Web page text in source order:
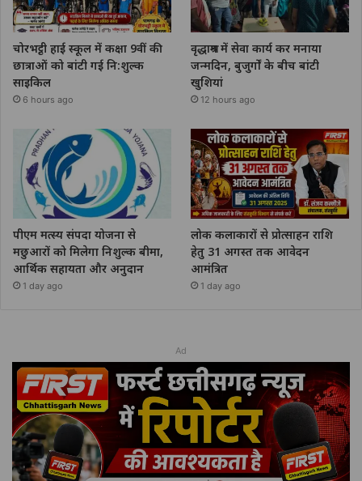
चोरभट्ठी हाई स्कूल में कक्षा 9वीं की
छात्राओं को बांटी गई नि:शुल्क
साइकिल
6 hours ago
वृद्धाश्रम में सेवा कार्य कर मनाया
जन्मदिन, बुजुर्गों के बीच बांटी
खुशियां
12 hours ago
पीएम मत्स्य संपदा योजना से
मछुआरों को मिलेगा निशुल्क बीमा,
आर्थिक सहायता और अनुदान
1 day ago
लोक कलाकारों से प्रोत्साहन राशि
हेतु 31 अगस्त तक आवेदन
आमंत्रित
1 day ago
Ad